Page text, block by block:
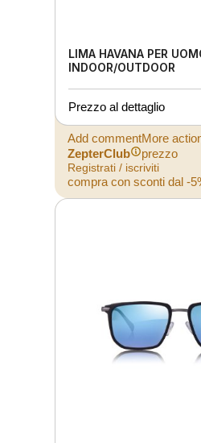
LIMA HAVANA PER
INDOOR/OUTDOOR
Prezzo al dettaglio
Add commentMore
ZepterClub
prezzo
Registrati / iscriviti
compra con sconti dal -